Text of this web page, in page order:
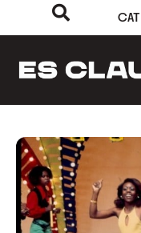
CAT